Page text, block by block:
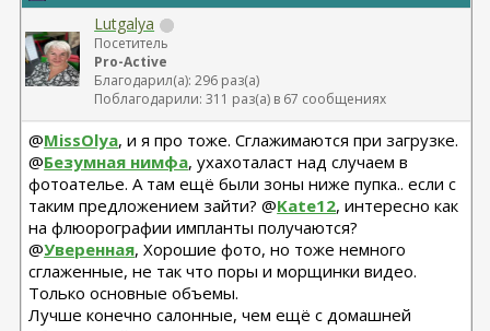
Lutgalya
Посетитель
Pro-Active
Благодарил(а): 296 раз(а)
Поблагодарили: 311 раз(а) в 67 сообщениях
@MissOlya, и я про тоже. Сглажимаются при загрузке.
@Безумная нимфа, ухахоталаст над случаем в
фотоателье. А там ещё были зоны ниже пупка.. если с
таким предложением зайти? @Kate12, интересно как
на флюорографии импланты получаются?
@Уверенная, Хорошие фото, но тоже немного
сглаженные, не так что поры и морщинки видео.
Только основные объемы.
Лучше конечно салонные, чем ещё с домашней